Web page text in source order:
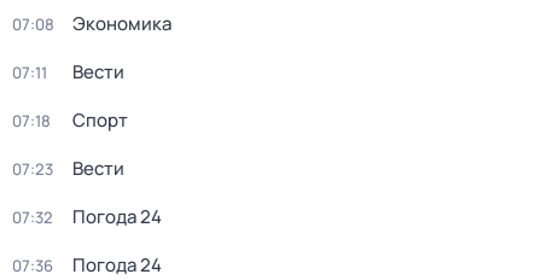
07:08 Экономика
07:11 Вести
07:18 Спорт
07:23 Вести
07:32 Погода 24
07:36 Погода 24